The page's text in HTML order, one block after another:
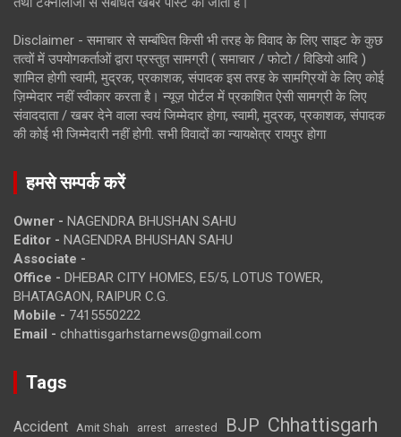
Disclaimer - समाचार से सम्बंधित किसी भी तरह के विवाद के लिए साइट के कुछ
तत्वों में उपयोगकर्ताओं द्वारा प्रस्तुत सामग्री ( समाचार / फोटो / विडियो आदि )
शामिल होगी स्वामी, मुद्रक, प्रकाशक, संपादक इस तरह के सामग्रियों के लिए कोई
ज़िम्मेदार नहीं स्वीकार करता है। न्यूज़ पोर्टल में प्रकाशित ऐसी सामग्री के लिए
संवाददाता / खबर देने वाला स्वयं जिम्मेदार होगा, स्वामी, मुद्रक, प्रकाशक, संपादक
की कोई भी जिम्मेदारी नहीं होगी. सभी विवादों का न्यायक्षेत्र रायपुर होगा
हमसे सम्पर्क करें
Owner - NAGENDRA BHUSHAN SAHU
Editor - NAGENDRA BHUSHAN SAHU
Associate -
Office - DHEBAR CITY HOMES, E5/5, LOTUS TOWER,
BHATAGAON, RAIPUR C.G.
Mobile - 7415550222
Email - chhattisgarhstarnews@gmail.com
Tags
Accident Amit Shah arrest arrested BJP Chhattisgarh